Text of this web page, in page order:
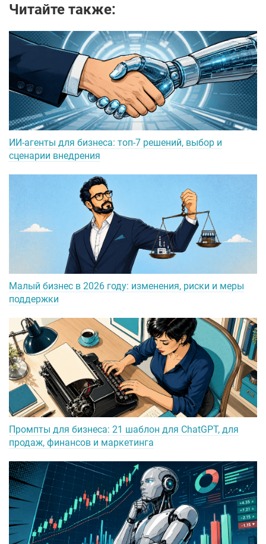
Читайте также:
ИИ-агенты для бизнеса: топ-7 решений, выбор и
сценарии внедрения
Малый бизнес в 2026 году: изменения, риски и меры
поддержки
Промпты для бизнеса: 21 шаблон для ChatGPT, для
продаж, финансов и маркетинга